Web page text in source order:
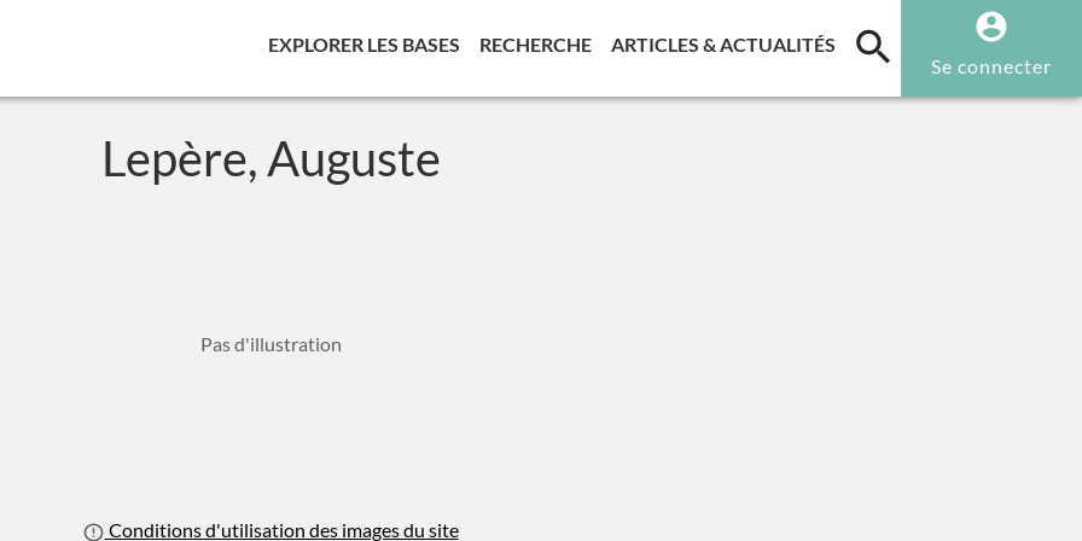
EXPLORER LES BASES (CURRENT)
RECHERCHE(CURRENT)
ARTICLES & ACTUALITÉS (CURRENT)
Se connecter
Lepère, Auguste
Pas d'illustration
Conditions d'utilisation des images du site